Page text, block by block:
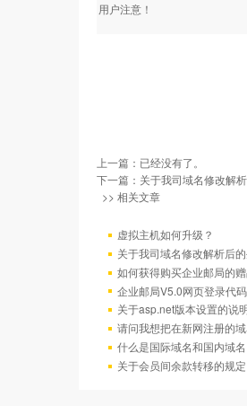
用户注意！
上一篇：已经没有了。
下一篇： 关于我司域名修改解
>> 相关文章
虚拟主机如何升级？
关于我司域名修改解析后
如何获得购买企业邮局的
企业邮局V5.0网页登录代码
关于asp.net版本设置的说
请问我想把在新网注册的
什么是国际域名和国内域
关于会员间余款转移的规定